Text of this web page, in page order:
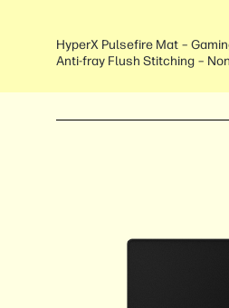
HyperX Pulsefire Mat –
Anti-fray Flush Stitching –